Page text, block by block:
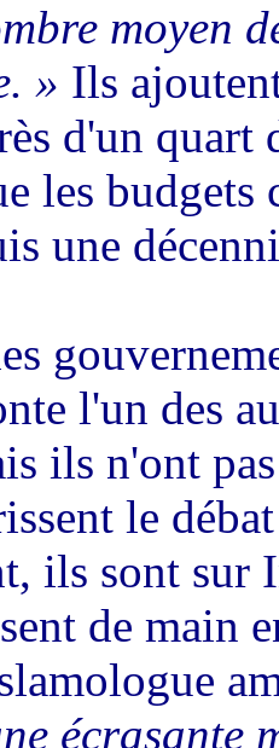
moyen
» Ils
d'un
les budgets
une
l'un des
ils n'ont
le
ils sont sur
de main
écrasante